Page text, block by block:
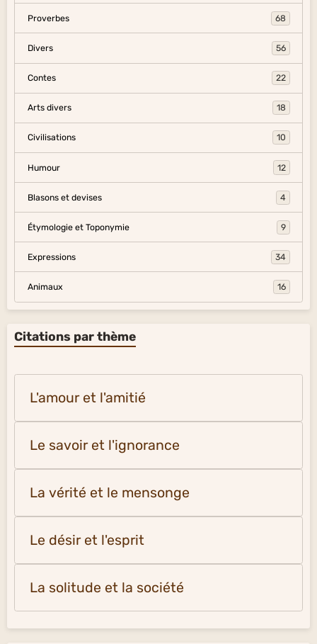
Proverbes 68
Divers 56
Contes 22
Arts divers 18
Civilisations 10
Humour 12
Blasons et devises 4
Étymologie et Toponymie 9
Expressions 34
Animaux 16
Citations par thème
L'amour et l'amitié
Le savoir et l'ignorance
La vérité et le mensonge
Le désir et l'esprit
La solitude et la société